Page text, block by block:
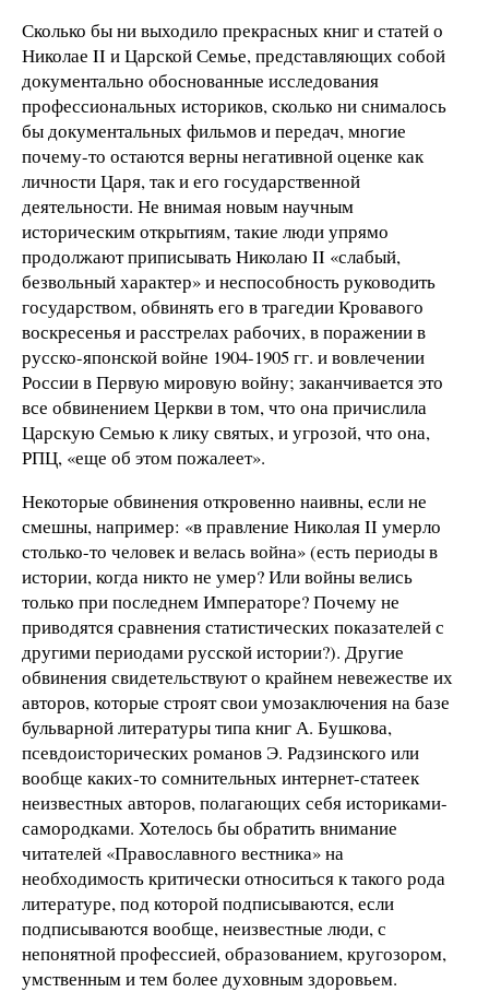
Сколько бы ни выходило прекрасных книг и статей о
Николае II и Царской Семье, представляющих собой
документально обоснованные исследования
профессиональных историков, сколько ни снималось
бы документальных фильмов и передач, многие
почему-то остаются верны негативной оценке как
личности Царя, так и его государственной
деятельности. Не внимая новым научным
историческим открытиям, такие люди упрямо
продолжают приписывать Николаю II «слабый,
безвольный характер» и неспособность руководить
государством, обвинять его в трагедии Кровавого
воскресенья и расстрелах рабочих, в поражении в
русско-японской войне 1904-1905 гг. и вовлечении
России в Первую мировую войну; заканчивается это
все обвинением Церкви в том, что она причислила
Царскую Семью к лику святых, и угрозой, что она,
РПЦ, «еще об этом пожалеет».
Некоторые обвинения откровенно наивны, если не
смешны, например: «в правление Николая II умерло
столько-то человек и велась война» (есть периоды в
истории, когда никто не умер? Или войны велись
только при последнем Императоре? Почему не
приводятся сравнения статистических показателей с
другими периодами русской истории?). Другие
обвинения свидетельствуют о крайнем невежестве их
авторов, которые строят свои умозаключения на базе
бульварной литературы типа книг А. Бушкова,
псевдоисторических романов Э. Радзинского или
вообще каких-то сомнительных интернет-статеек
неизвестных авторов, полагающих себя историками-
самородками. Хотелось бы обратить внимание
читателей «Православного вестника» на
необходимость критически относиться к такого рода
литературе, под которой подписываются, если
подписываются вообще, неизвестные люди, с
непонятной профессией, образованием, кругозором,
умственным и тем более духовным здоровьем.